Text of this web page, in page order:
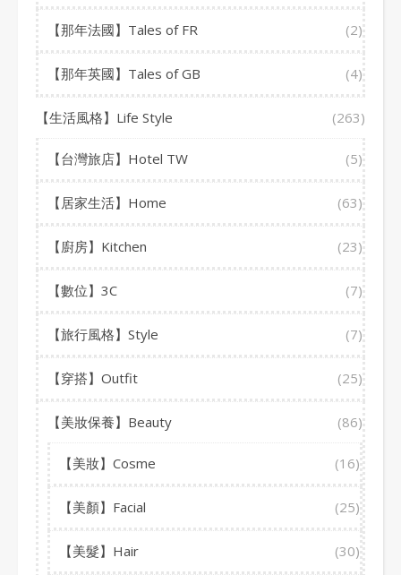
【那年法國】Tales of FR (2)
【那年英國】Tales of GB (4)
【生活風格】Life Style (263)
【台灣旅店】Hotel TW (5)
【居家生活】Home (63)
【廚房】Kitchen (23)
【數位】3C (7)
【旅行風格】Style (7)
【穿搭】Outfit (25)
【美妝保養】Beauty (86)
【美妝】Cosme (16)
【美顏】Facial (25)
【美髮】Hair (30)